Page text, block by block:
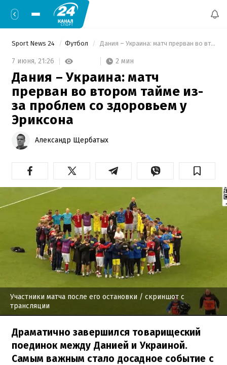
Sport News 24 Футбол Дания – Украина: матч прерван во втором тайме из-за проблем со здоровьем у Эриксона
7 июня, 21:26 2 мин
Дания – Украина: матч
прерван во втором тайме из-
за проблем со здоровьем у
Эриксона
Александр Щербатых
Участники матча после его остановки / скриншот с
трансляции
Драматично завершился товарищеский
поединок между Данией и Украиной.
Самым важным стало досадное событие с